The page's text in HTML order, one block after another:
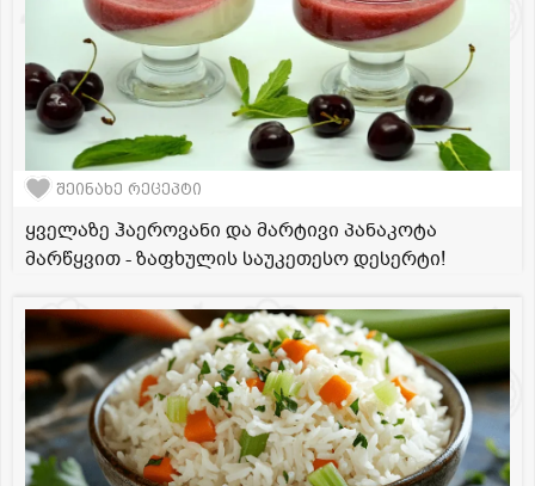
შეინახე რეცეპტი
ყველაზე ჰაეროვანი და მარტივი პანაკოტა
მარწყვით - ზაფხულის საუკეთესო დესერტი!